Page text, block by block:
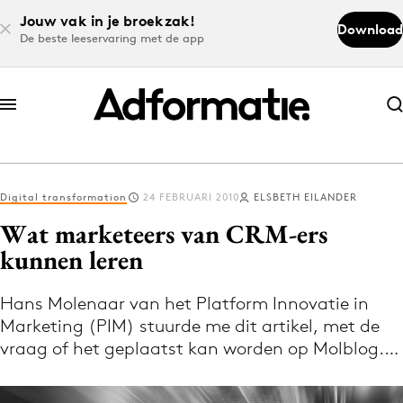
Jouw vak in je broekzak!
De beste leeservaring met de app
Download
Abonneer nu
Abonneer nu
Log in
Volg het laatste nieuws via de Adformatie
Nieuws app
Digital transformation 24 FEBRUARI 2010 ELSBETH EILANDER
Wat marketeers van CRM-ers
kunnen leren
Hans Molenaar van het Platform Innovatie in
Marketing (PIM) stuurde me dit artikel, met de
vraag of het geplaatst kan worden op Molblog.…